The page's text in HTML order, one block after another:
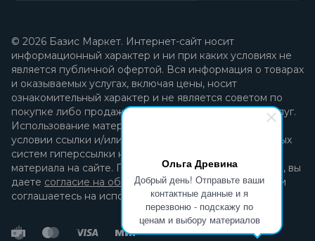
Ольга Древина
Добрый день! Отправьте ваши
контактные данные и я
перезвоню - подскажу по
ценам и выбору материалов
© 2026 Базис Маркет. Интернет-сайт носит
информационный характер и ни при каких условиях не
является публичной офертой. Вся информация о товарах
и оказываемых услугах, включая цены, носит
ознакомительный характер и не является советом по
покупке либо продаже каких-либо товаров и/или услуг.
Использование материалов разрешается только при
условии ссылки и/или прямой открытой для поисковых
систем гиперссылки на непосредственный адрес
материала на сайте. Продолжая пользоваться сайтом, вы
даете согласие на обработку персональных данных
и
соглашаетесь на использование файлов cookie.